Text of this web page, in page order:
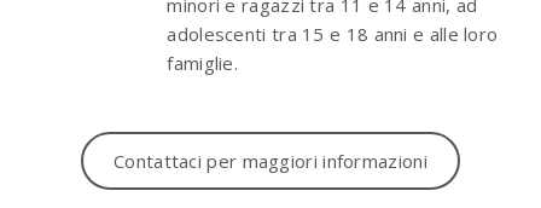
adolescenti tra 15 e 18 anni e alle loro
famiglie.
Contattaci per maggiori informazioni